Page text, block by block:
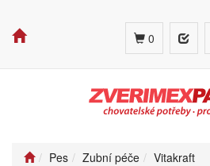
0
Pes Zubní péče Vitakraft